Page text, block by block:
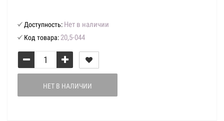
Доступность: Нет в наличии
Код товара: 20,5-044
НЕТ В НАЛИЧИИ